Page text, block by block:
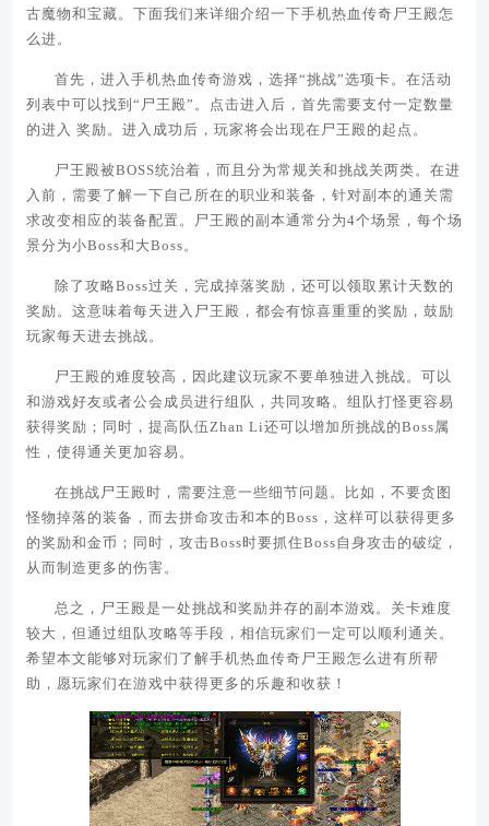
古魔物和宝藏。下面我们来详细介绍一下手机热血传奇尸王殿怎
么进。
首先，进入手机热血传奇游戏，选择“挑战”选项卡。在活动
列表中可以找到“尸王殿”。点击进入后，首先需要支付一定数量
的进入 奖励。进入成功后，玩家将会出现在尸王殿的起点。
尸王殿被BOSS统治着，而且分为常规关和挑战关两类。在进
入前，需要了解一下自己所在的职业和装备，针对副本的通关需
求改变相应的装备配置。尸王殿的副本通常分为4个场景，每个场
景分为小Boss和大Boss。
除了攻略Boss过关，完成掉落奖励，还可以领取累计天数的
奖励。这意味着每天进入尸王殿，都会有惊喜重重的奖励，鼓励
玩家每天进去挑战。
尸王殿的难度较高，因此建议玩家不要单独进入挑战。可以
和游戏好友或者公会成员进行组队，共同攻略。组队打怪更容易
获得奖励；同时，提高队伍Zhan Li还可以增加所挑战的Boss属
性，使得通关更加容易。
在挑战尸王殿时，需要注意一些细节问题。比如，不要贪图
怪物掉落的装备，而去拼命攻击和本的Boss，这样可以获得更多
的奖励和金币；同时，攻击Boss时要抓住Boss自身攻击的破绽，
从而制造更多的伤害。
总之，尸王殿是一处挑战和奖励并存的副本游戏。关卡难度
较大，但通过组队攻略等手段，相信玩家们一定可以顺利通关。
希望本文能够对玩家们了解手机热血传奇尸王殿怎么进有所帮
助，愿玩家们在游戏中获得更多的乐趣和收获！